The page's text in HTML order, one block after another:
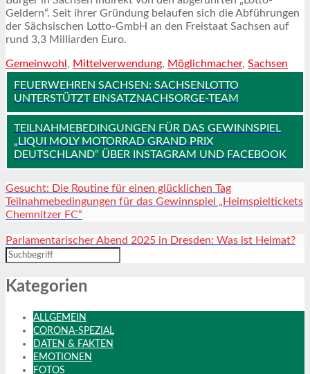
Geldern“. Seit ihrer Gründung belaufen sich die Abführungen
der Sächsischen Lotto-GmbH an den Freistaat Sachsen auf
rund 3,3 Milliarden Euro.
Gemeinwohl , Mittelverwendung, Möglichmacher, Sachsen
FEUERWEHREN SACHSEN: SACHSENLOTTO
UNTERSTÜTZT EINSATZNACHSORGE-TEAM
TEILNAHMEBEDINGUNGEN FÜR DAS GEWINNSPIEL
„LIQUI MOLY MOTORRAD GRAND PRIX
DEUTSCHLAND“ ÜBER INSTAGRAM UND FACEBOOK
Gesucht: Die Routine für einen glücklichen Tag
Teilnahmebedingungen für das Gewinnspiel „Heimspieltickets
Chemnitzer FC“
Parlamentarischer Abend 2025 in Dresden: Was ist Heimat?
Kategorien
ALLGEMEIN
CORONA-SPEZIAL
DATEN & FAKTEN
EMOTIONEN
FOTOS